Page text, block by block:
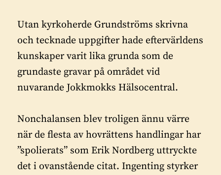
Utan kyrkoherde Grundströms skrivna
och tecknade uppgifter hade eftervärldens
kunskaper varit lika grunda som de
grundaste gravar på området vid
nuvarande Jokkmokks Hälsocentral.
Nonchalansen blev troligen ännu värre
när de flesta av hovrättens handlingar har
”spolierats” som Erik Nordberg uttryckte
det i ovanstående citat. Ingenting styrker